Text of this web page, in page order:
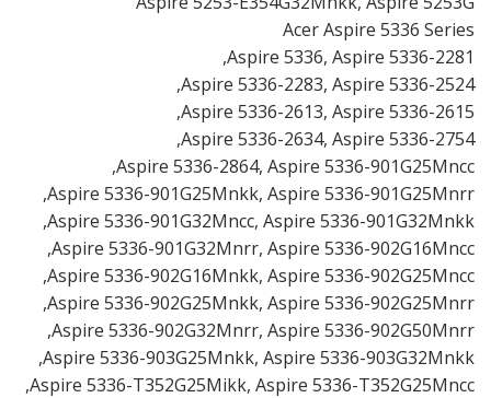
Acer Aspire 5336 Series
Aspire 5336, Aspire 5336-2281,
Aspire 5336-2283, Aspire 5336-2524,
Aspire 5336-2613, Aspire 5336-2615,
Aspire 5336-2634, Aspire 5336-2754,
Aspire 5336-2864, Aspire 5336-901G25Mncc,
Aspire 5336-901G25Mnkk, Aspire 5336-901G25Mnrr,
Aspire 5336-901G32Mncc, Aspire 5336-901G32Mnkk,
Aspire 5336-901G32Mnrr, Aspire 5336-902G16Mncc,
Aspire 5336-902G16Mnkk, Aspire 5336-902G25Mncc,
Aspire 5336-902G25Mnkk, Aspire 5336-902G25Mnrr,
Aspire 5336-902G32Mnrr, Aspire 5336-902G50Mnrr,
Aspire 5336-903G25Mnkk, Aspire 5336-903G32Mnkk,
Aspire 5336-T352G25Mikk, Aspire 5336-T352G25Mncc,